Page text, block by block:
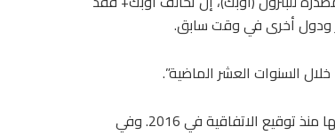
ودول أخرى في وقت سابق.
وذكر سيتشين أيضا أن معظم الدول الأعضاء الرئيسية في أوبك+ رفعت إنتاجها منذ توقيع الاتفاقية في 2016. وفي